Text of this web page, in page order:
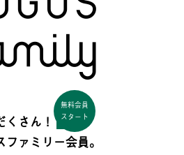
さん！
無料会員
スタート
ファミリー会員。